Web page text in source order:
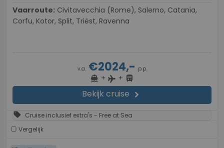
Vaarroute:
Corfu, Kotor, Split, Triëst, Ravenna
v.a.€2024,- p.p.
directions_boat + flight + directions_bus
Bekijk cruise chevron_right
sell Cruise inclusief extra's - Free at Sea
Vergelijk